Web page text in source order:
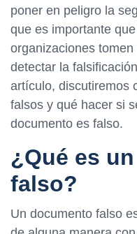
poner en peligro la
que es importante
organizaciones
detectar la
artículo, discutiremos
falsos y qué hacer si
documento es falso.
¿Qué es
falso?
Un documento falso